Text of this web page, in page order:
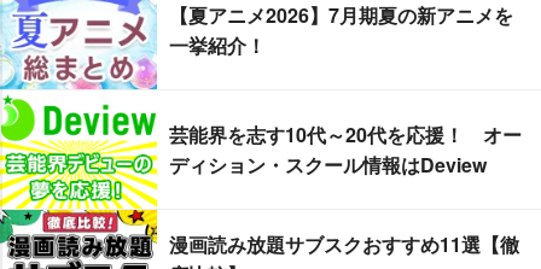
【夏アニメ2026】7月期夏の新アニメを
一挙紹介！
芸能界を志す10代～20代を応援！ オー
ディション・スクール情報はDeview
漫画読み放題サブスクおすすめ11選【徹